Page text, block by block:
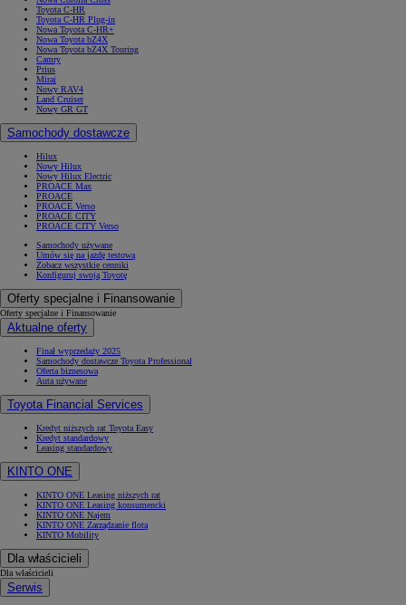
Toyota C-HR
Toyota C-HR Plug-in
Nowa Toyota C-HR+
Nowa Toyota bZ4X
Nowa Toyota bZ4X Touring
Camry
Prius
Mirai
Nowy RAV4
Land Cruiser
Nowy GR GT
Samochody dostawcze
Hilux
Nowy Hilux
Nowy Hilux Electric
PROACE Max
PROACE
PROACE Verso
PROACE CITY
PROACE CITY Verso
Samochody używane
Umów się na jazdę testową
Zobacz wszystkie cenniki
Konfiguruj swoją Toyotę
Oferty specjalne i Finansowanie
Oferty specjalne i Finansowanie
Aktualne oferty
Finał wyprzedaży 2025
Samochody dostawcze Toyota Professional
Oferta biznesowa
Auta używane
Toyota Financial Services
Kredyt niższych rat Toyota Easy
Kredyt standardowy
Leasing standardowy
KINTO ONE
KINTO ONE Leasing niższych rat
KINTO ONE Leasing konsumencki
KINTO ONE Najem
KINTO ONE Zarządzanie flotą
KINTO Mobility
Dla właścicieli
Dla właścicieli
Serwis